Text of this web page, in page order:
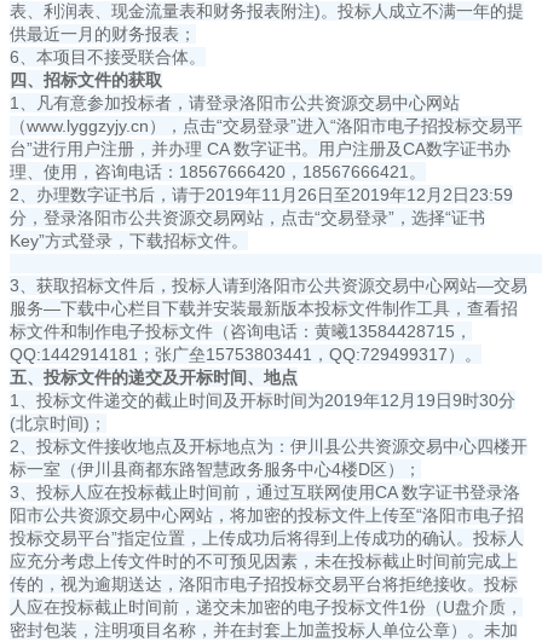
表、利润表、现金流量表和财务报表附注)。投标人成立不满一年的提
供最近一月的财务报表；
6、本项目不接受联合体。
四、招标文件的获取
1、凡有意参加投标者，请登录洛阳市公共资源交易中心网站
（www.lyggzyjy.cn），点击“交易登录”进入“洛阳市电子招投标交易平
台”进行用户注册，并办理 CA 数字证书。用户注册及CA数字证书办
理、使用，咨询电话：18567666420，18567666421。
2、办理数字证书后，请于2019年11月26日至2019年12月2日23:59
分，登录洛阳市公共资源交易网站，点击“交易登录”，选择“证书
Key”方式登录，下载招标文件。
3、获取招标文件后，投标人请到洛阳市公共资源交易中心网站—交易
服务—下载中心栏目下载并安装最新版本投标文件制作工具，查看招
标文件和制作电子投标文件（咨询电话：黄曦13584428715，
QQ:1442914181；张广垒15753803441，QQ:729499317）。
五、 投标文件的递交及开标时间、地点
1、投标文件递交的截止时间及开标时间为2019年12月19日9时30分
(北京时间)；
2、投标文件接收地点及开标地点为：伊川县公共资源交易中心四楼开
标一室（伊川县商都东路智慧政务服务中心4楼D区）；
3、投标人应在投标截止时间前，通过互联网使用CA 数字证书登录洛
阳市公共资源交易中心网站，将加密的投标文件上传至“洛阳市电子招
投标交易平台”指定位置，上传成功后将得到上传成功的确认。投标人
应充分考虑上传文件时的不可预见因素，未在投标截止时间前完成上
传的，视为逾期送达，洛阳市电子招投标交易平台将拒绝接收。投标
人应在投标截止时间前，递交未加密的电子投标文件1份（U盘介质，
密封包装，注明项目名称，并在封套上加盖投标人单位公章）。未加